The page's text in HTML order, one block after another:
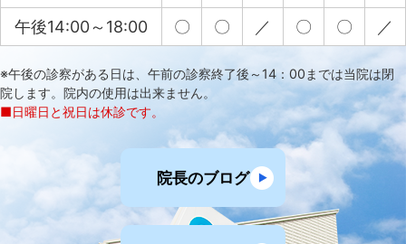
午後14:00～18:00
〇 〇 ／ 〇 〇 ／
※午後の診察がある日は、午前の診察終了後～14：00までは当院は閉
院します。院内の使用は出来ません。
■日曜日と祝日は休診です。
院長のブログ